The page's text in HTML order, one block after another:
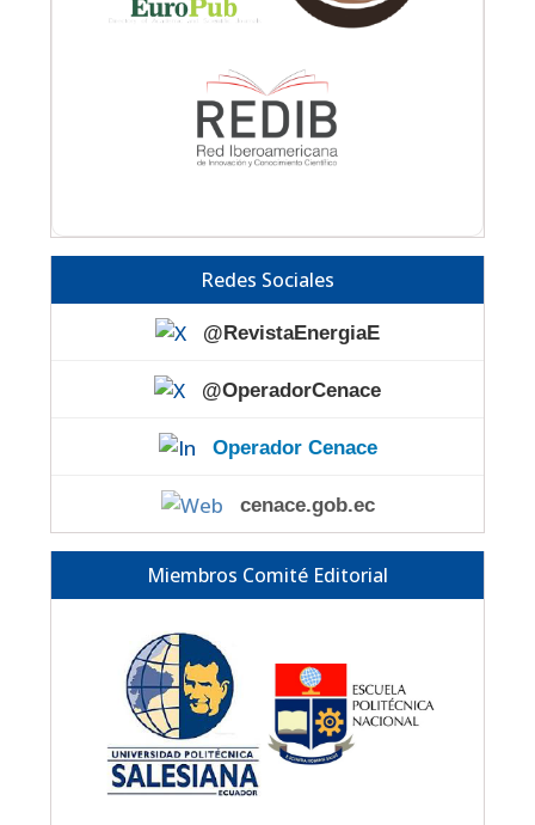
Redes Sociales
@RevistaEnergiaE
@OperadorCenace
Operador Cenace
cenace.gob.ec
Miembros Comité Editorial